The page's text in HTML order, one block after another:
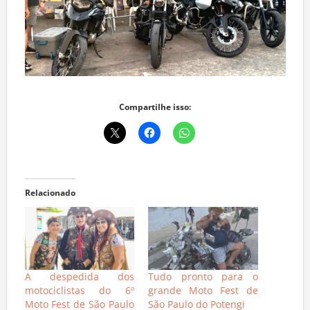
Compartilhe isso:
Relacionado
A despedida dos
motociclistas do 6º
Tudo pronto para o
grande Moto Fest de